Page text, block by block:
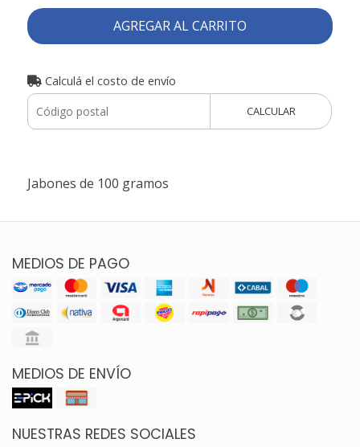
AGREGAR AL CARRITO
Calculá el costo de envío
CALCULAR
Jabones de 100 gramos
MEDIOS DE PAGO
MEDIOS DE ENVÍO
NUESTRAS REDES SOCIALES